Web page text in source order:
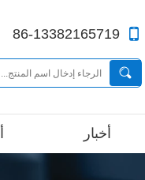
86-13382165719
أخبار